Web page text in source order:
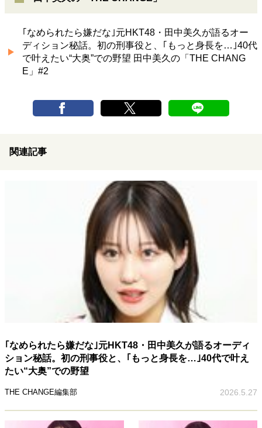
｢なめられたら嫌だな｣元HKT48・田中美久が語るオー
ディション秘話。初の刑事役と、｢もっと身長を…｣40代
で叶えたい“大奥”での野望 田中美久の「THE CHANG
E」#2
関連記事
｢なめられたら嫌だな｣元HKT48・田中美久が語るオーディ
ション秘話。初の刑事役と、｢もっと身長を…｣40代で叶え
たい“大奥”での野望
THE CHANGE編集部 2026.5.27